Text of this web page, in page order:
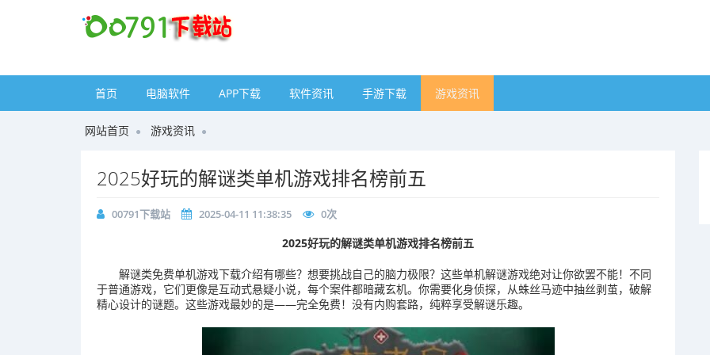
首页 电脑软件 APP下载 软件资讯 手游下载 游戏资讯
网站首页 游戏资讯
2025好玩的解谜类单机游戏排名榜前五
00791下载站 2025-04-11 11:38:35 0次
2025好玩的解谜类单机游戏排名榜前五
解谜类免费单机游戏下载介绍有哪些？想要挑战自己的脑力极限？这些单机解谜游戏绝对让你欲罢不能！不同
于普通游戏，它们更像是互动式悬疑小说，每个案件都暗藏玄机。你需要化身侦探，从蛛丝马迹中抽丝剥茧，破解
精心设计的谜题。这些游戏最妙的是——完全免费！没有内购套路，纯粹享受解谜乐趣。